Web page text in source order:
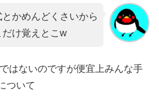
とかめんどくさいから
だけ覚えとこw
はないのですが便宜上みんな手
ついて